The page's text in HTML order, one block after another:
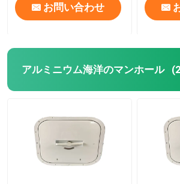
お問い合わせ
アルミニウム海洋のマンホール